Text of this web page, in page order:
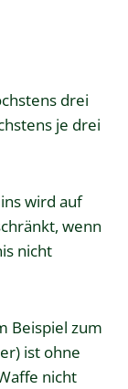
drei
je drei
wird auf
wenn
nicht
Beispiel zum
ist ohne
nicht